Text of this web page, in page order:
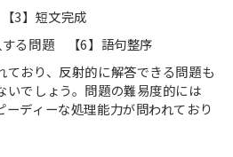
3】短文完成
する問題 【6】語句整序
ており、反射的に解答できる問題も
いでしょう。問題の難易度的には
ーディーな処理能力が問われており